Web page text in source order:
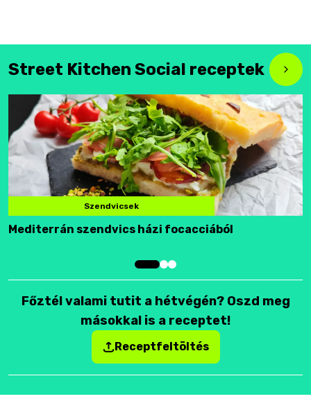
Street Kitchen Social receptek
Szendvicsek
Mediterrán szendvics házi focacciából
Főztél valami tutit a hétvégén? Oszd meg
másokkal is a receptet!
Receptfeltöltés